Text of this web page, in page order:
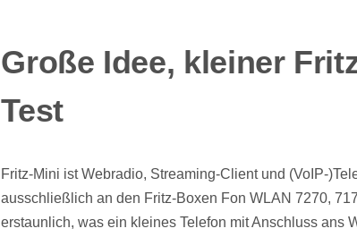
Große Idee, kleiner
Test
Fritz-Mini ist Webradio, Streaming-Client und (VoIP-
ausschließlich an den Fritz-Boxen Fon WLAN 7270,
erstaunlich, was ein kleines Telefon mit Anschluss ans